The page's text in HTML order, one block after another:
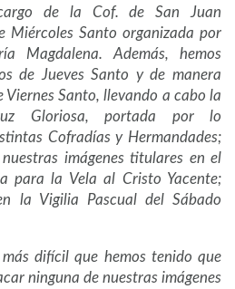
de la Cof. de San Juan
Miércoles Santo organizada por
Magdalena. Además, hemos
de Jueves Santo y de manera
Viernes Santo, llevando a cabo la
Gloriosa, portada por lo
Cofradías y Hermandades;
imágenes titulares en el
para la Vela al Cristo Yacente;
la Vigilia Pascual del Sábado
difícil que hemos tenido que
ninguna de nuestras imágenes